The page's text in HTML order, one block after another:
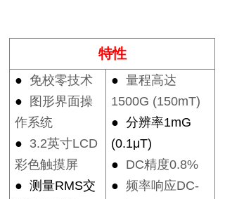
特性
● 免校零技术
●
图形界面操
作系统
● 3.2英寸LCD
彩色触摸屏
● 测量RMS交
● 量程高达
1500G (150mT)
● 分辨率1mG
(0.1μT)
● DC精度0.8%
● 频率响应DC-